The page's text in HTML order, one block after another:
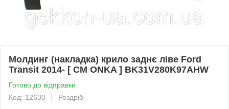
Молдинг (накладка) крило заднє ліве Ford
Transit 2014- [ CM ONKA ] BK31V280K97AHW
Готово до відправки
Код: 12630
Роздріб